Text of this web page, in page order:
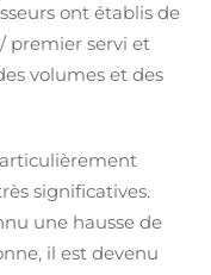
ont établis de
premier servi et
volumes et des
significatives.
une hausse de
il est devenu